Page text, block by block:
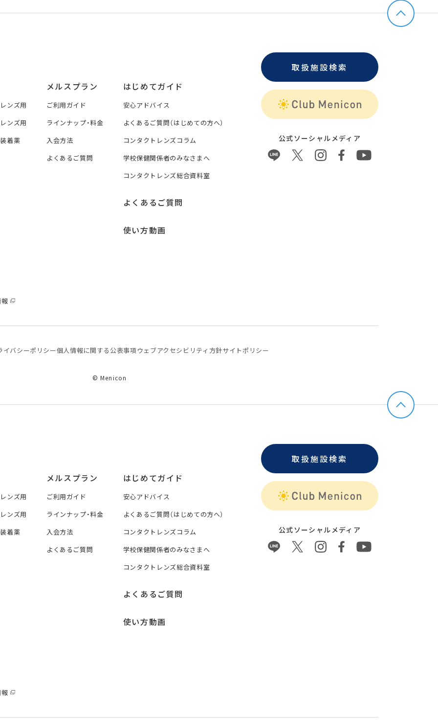
ンズ用
ンズ用
着薬
メルスプラン
ご利用ガイド
ラインナップ・料金
入会方法
よくあるご質問
はじめてガイド
安心アドバイス
よくあるご質問（はじめての方へ）
コンタクトレンズコラム
学校保健関係者のみなさまへ
コンタクトレンズ総合資料室
よくあるご質問
使い方動画
取扱施設検索
公式ソーシャルメディア
イバシーポリシー個⼈情報に関する公表事項 ウェブアクセシビリティ方針サイトポリシー
© Menicon
ンズ用
ンズ用
着薬
メルスプラン
ご利用ガイド
ラインナップ・料金
入会方法
よくあるご質問
はじめてガイド
安心アドバイス
よくあるご質問（はじめての方へ）
コンタクトレンズコラム
学校保健関係者のみなさまへ
コンタクトレンズ総合資料室
よくあるご質問
使い方動画
取扱施設検索
公式ソーシャルメディア